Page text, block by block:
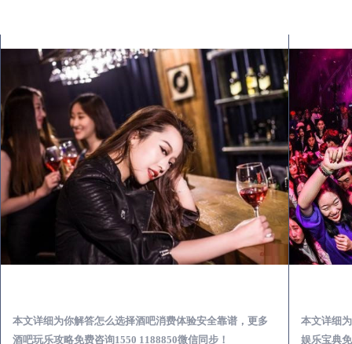
本文详细为你解答怎么选择酒吧消费体验安全靠谱，更多
酒吧玩乐攻略免费咨询1550 1188850微信同步！
本文详细
娱乐宝典